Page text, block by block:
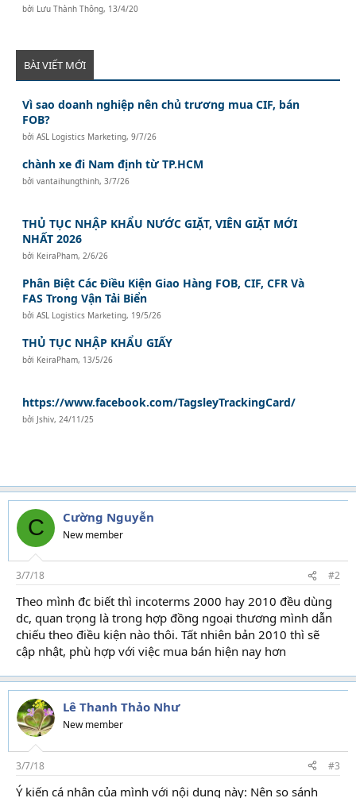
bởi Lưu Thành Thông, 13/4/20
BÀI VIẾT MỚI
Vì sao doanh nghiệp nên chủ trương mua CIF, bán
FOB?
bởiASL Logistics Marketing,9/7/26
chành xe đi Nam định từ TP.HCM
bởivantaihungthinh,3/7/26
THỦ TỤC NHẬP KHẨU NƯỚC GIẶT, VIÊN GIẶT MỚI
NHẤT 2026
bởi KeiraPham, 2/6/26
Phân Biệt Các Điều Kiện Giao Hàng FOB, CIF, CFR Và
FAS Trong Vận Tải Biển
bởiASL Logistics Marketing, 19/5/26
THỦ TỤC NHẬP KHẨU GIẤY
bởi KeiraPham, 13/5/26
https://www.facebook.com/TagsleyTrackingCard/
bởi Jshiv, 24/11/25
C Cường Nguyễn
New member
3/7/18 #2
Theo mình đc biết thì incoterms 2000 hay 2010 đều dùng
dc, quan trọng là trong hợp đồng ngoại thương mình dẫn
chiếu theo điều kiện nào thôi. Tất nhiên bản 2010 thì sẽ
cập nhật, phù hợp với việc mua bán hiện nay hơn
Lê Thanh Thảo Như
New member
3/7/18 #3
Ý kiến cá nhân của mình với nội dung này: Nên so sánh